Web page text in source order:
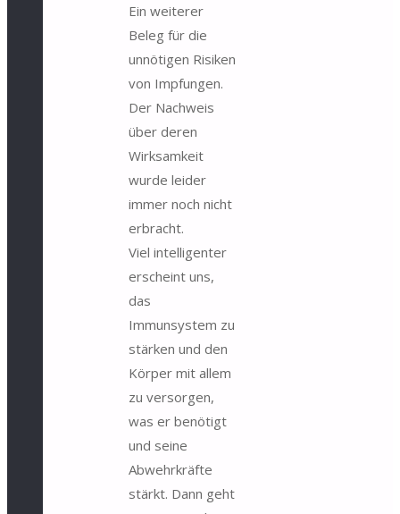
Ein weiterer
Beleg für die
unnötigen Risiken
von Impfungen.
Der Nachweis
über deren
Wirksamkeit
wurde leider
immer noch nicht
erbracht.
Viel intelligenter
erscheint uns,
das
Immunsystem zu
stärken und den
Körper mit allem
zu versorgen,
was er benötigt
und seine
Abwehrkräfte
stärkt. Dann geht